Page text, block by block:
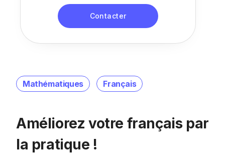
Mathématiques Français
Améliorez votre français par
la pratique !
Contacter